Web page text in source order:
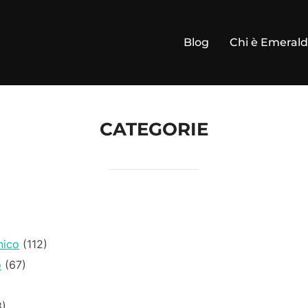
Blog Chi è
CATEGORIE
(112)
(67)